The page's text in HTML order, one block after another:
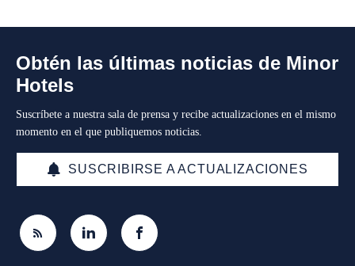
Obtén las últimas noticias de Minor
Hotels
Suscríbete a nuestra sala de prensa y recibe actualizaciones en el mismo
momento en el que publiquemos noticias.
SUSCRIBIRSE A ACTUALIZACIONES